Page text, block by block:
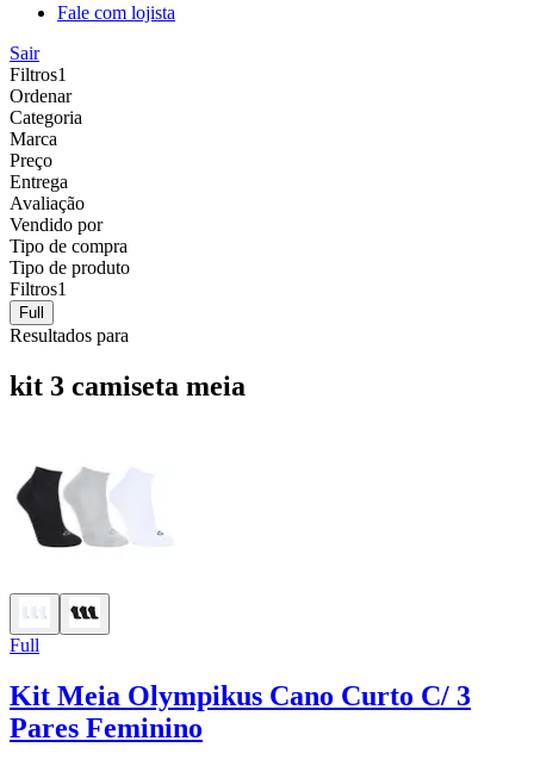
Fale com lojista
Sair
Filtros1
Ordenar
Categoria
Marca
Preço
Entrega
Avaliação
Vendido por
Tipo de compra
Tipo de produto
Filtros1
Full
Resultados para
kit 3 camiseta meia
Full
Kit Meia Olympikus Cano Curto C/ 3
Pares Feminino